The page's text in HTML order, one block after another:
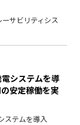
ーサビリティシス
システムを導
安定稼働を実
ステムを導入